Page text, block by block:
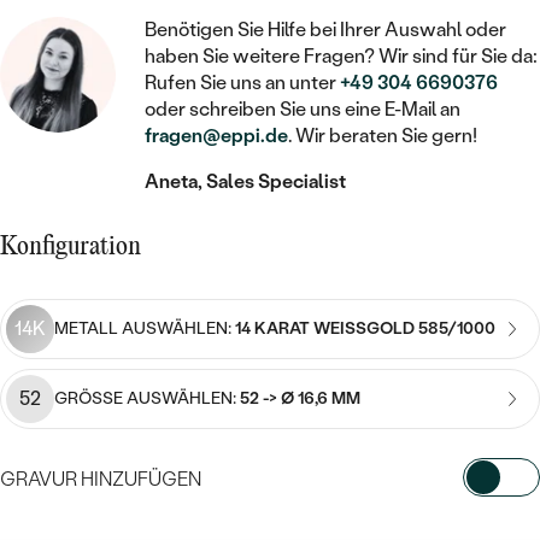
IM SET
GÜNSTIG
LUXURIÖSE
LAB GROWN DIAMANTEN ZUM
EINFASSEN
FARBIGE DIAMANTEN ZUM EINFASSEN
MIT DIAMANT
MIT LAB GROWN DIAMANT
MIT MOISSANIT
MIT FARBIGEN DIAMANTEN
MIT SCHWARZEN DIAMANTEN
SCHMUCK FÜR KINDER
BROSCHEN
SCHMUCKZUBEHÖR
NACH MATERIAL
SILBER
PLATIN
NACH STEIN
PIERCINGS
MIT EDELSTEIN
PERLENOHRRINGE
NACH PREIS
MEDAILLON
KETTEN
HERZKETTEN
MIT DIAMANT
MIT EDELSTEIN
SIEGELRINGE
PERSONALISIERT
NACH EDELSTEIN
MIT DIAMANT
MIT EDELSTEIN
PERLENRINGE
PREISWERTE
Benötigen Sie Hilfe bei Ihrer Auswahl oder
haben Sie weitere Fragen? Wir sind für Sie da:
Rufen Sie uns an unter+49 304 6690376
oder schreiben Sie uns eine E-Mail an
fragen@eppi.de. Wir beraten Sie gern!
Aneta, Sales Specialist
Konfiguration
14K METALL AUSWÄHLEN:14 KARAT WEISSGOLD 585/1000
52 GRÖSSE AUSWÄHLEN:52 -> Ø 16,6 MM
GRAVUR HINZUFÜGEN